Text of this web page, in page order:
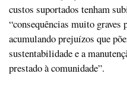
custos suportados tenham
“consequências muito
acumulando prejuízos que
sustentabilidade e a
prestado à comunidade”.